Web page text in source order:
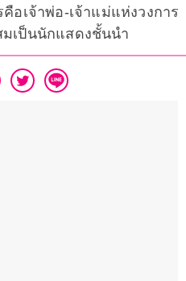
อเจ้าพ่อ-เจ้าแม่แห่งวงการ
เป็นนักแสดงชั้นนำ